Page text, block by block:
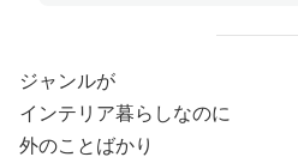
ジャンルが
インテリア暮らしなのに
外のことばかり